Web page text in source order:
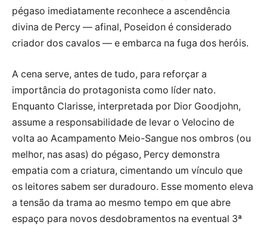
pégaso imediatamente reconhece a ascendência
divina de Percy — afinal, Poseidon é considerado
criador dos cavalos — e embarca na fuga dos heróis.
A cena serve, antes de tudo, para reforçar a
importância do protagonista como líder nato.
Enquanto Clarisse, interpretada por Dior Goodjohn,
assume a responsabilidade de levar o Velocino de
volta ao Acampamento Meio-Sangue nos ombros (ou
melhor, nas asas) do pégaso, Percy demonstra
empatia com a criatura, cimentando um vínculo que
os leitores sabem ser duradouro. Esse momento eleva
a tensão da trama ao mesmo tempo em que abre
espaço para novos desdobramentos na eventual 3ª